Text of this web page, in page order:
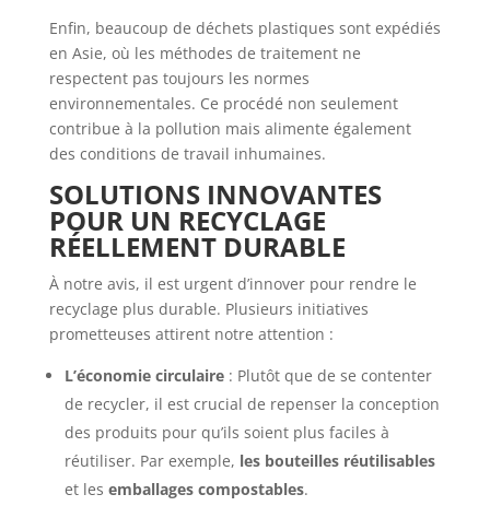
Enfin, beaucoup de déchets plastiques sont expédiés
en Asie, où les méthodes de traitement ne
respectent pas toujours les normes
environnementales. Ce procédé non seulement
contribue à la pollution mais alimente également
des conditions de travail inhumaines.
SOLUTIONS INNOVANTES
POUR UN RECYCLAGE
RÉELLEMENT DURABLE
À notre avis, il est urgent d’innover pour rendre le
recyclage plus durable. Plusieurs initiatives
prometteuses attirent notre attention :
L’économie circulaire: Plutôt que de se contenter
de recycler, il est crucial de repenser la conception
des produits pour qu’ils soient plus faciles à
réutiliser. Par exemple, les bouteilles réutilisables
et les emballages compostables.